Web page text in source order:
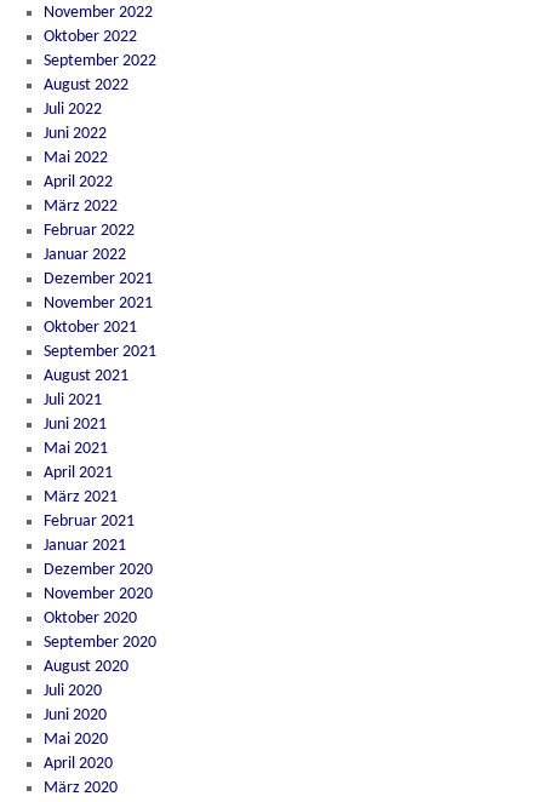
November 2022
Oktober 2022
September 2022
August 2022
Juli 2022
Juni 2022
Mai 2022
April 2022
März 2022
Februar 2022
Januar 2022
Dezember 2021
November 2021
Oktober 2021
September 2021
August 2021
Juli 2021
Juni 2021
Mai 2021
April 2021
März 2021
Februar 2021
Januar 2021
Dezember 2020
November 2020
Oktober 2020
September 2020
August 2020
Juli 2020
Juni 2020
Mai 2020
April 2020
März 2020